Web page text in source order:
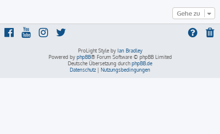
Gehe zu
ProLight Style by Ian Bradley
Powered by phpBB® Forum Software © phpBB Limited
Deutsche Übersetzung durch phpBB.de
Datenschutz | Nutzungsbedingungen